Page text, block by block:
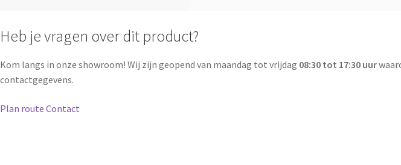
Heb je vragen over dit product?
Kom langs in onze showroom! Wij zijn geopend van maandag tot vrijdag 08:30 tot 17:30 uur
contactgegevens.
Plan route Contact